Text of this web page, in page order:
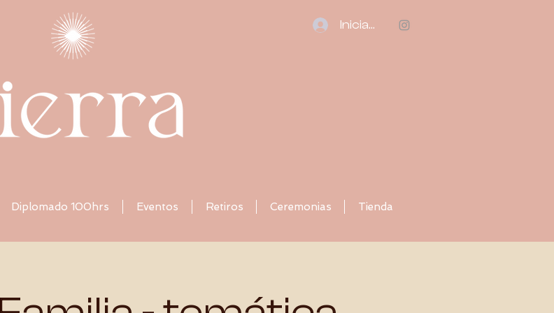
Iniciar sesión
Diplomado 100hrs Eventos Retiros Ceremonias Tienda